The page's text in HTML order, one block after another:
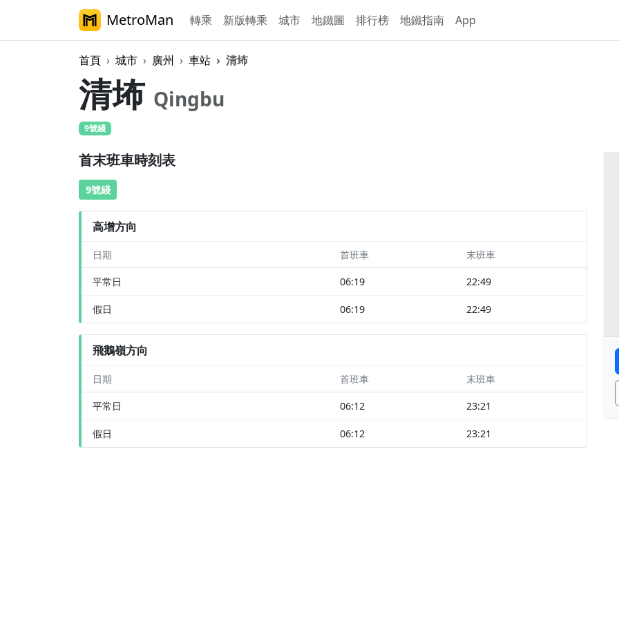
MetroMan 轉乘 新版轉乘 城市 地鐵圖 排行榜 地鐵指南 App
首頁 城市 廣州 車站 清㘵
清㘵 Qingbu
9號綫
首末班車時刻表
9號綫
高增方向
日期 首班車 末班車
平常日 06:19 22:49
假日 06:19 22:49
飛鵝嶺方向
日期 首班車 末班車
平常日 06:12 23:21
假日 06:12 23:21